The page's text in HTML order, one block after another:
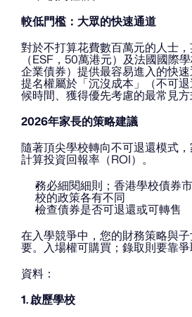
較低門檻：大眾的快速通道
對於不打算花費數百萬元的人士
（ESF，50萬港元）及法國國際
企業債券）提供最容易進入的快
提名權屬於「沉沒成本」（不可
候時間、獲得優先考慮的最常見方
2026年家長的策略建議
隨著頂尖學校轉向不可退還模式
計算投資回報率（ROI）。
務必細閱細則；香港學校債券
校的政策各有不同
檢查債券是否可退還或可轉售
在入學競爭中，您的財務策略與
要。入場權可購買；錄取則要靠爭
資料：
1. 啟歷學校